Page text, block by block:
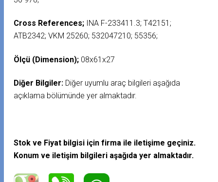
Cross References; INA F-233411.3; T42151;
ATB2342; VKM 25260; 532047210; 55356;
Ölçü (Dimension); 08x61x27
Diğer Bilgiler: Diğer uyumlu araç bilgileri aşağıda
açıklama bölümünde yer almaktadır.
Stok ve Fiyat bilgisi için firma ile iletişime geçiniz.
Konum ve iletişim bilgileri aşağıda yer almaktadır.